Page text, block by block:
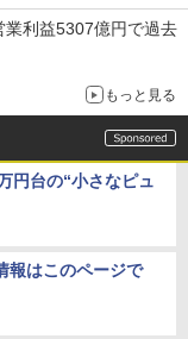
利益5307億円で過去
もっと見る
円台の“小さなピュ
報はこのページで